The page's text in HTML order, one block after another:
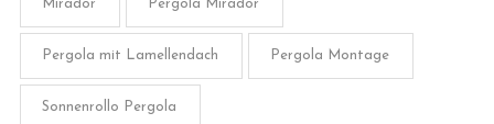
Mirador Pergola Mirador
Pergola mit Lamellendach Pergola Montage
Sonnenrollo Pergola